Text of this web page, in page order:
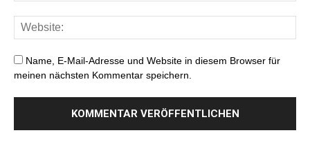
Name, E-Mail-Adresse und Website in diesem Browser für
meinen nächsten Kommentar speichern.